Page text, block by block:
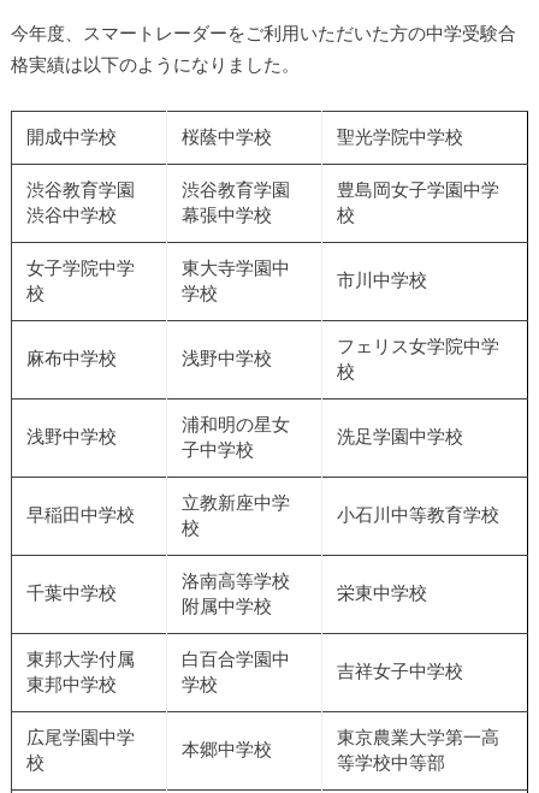
今年度、スマートレーダーをご利用いただいた方の中学受験合
格実績は以下のようになりました。
開成中学校 桜蔭中学校 聖光学院中学校
渋谷教育学園
渋谷中学校
渋谷教育学園
幕張中学校
豊島岡女子学園中学
校
女子学院中学
校
東大寺学園中
学校
市川中学校
麻布中学校 浅野中学校
フェリス女学院中学
校
浅野中学校
浦和明の星女
子中学校
洗足学園中学校
早稲田中学校
立教新座中学
校
小石川中等教育学校
千葉中学校
洛南高等学校
附属中学校
栄東中学校
東邦大学付属
東邦中学校
白百合学園中
学校
吉祥女子中学校
広尾学園中学
校
本郷中学校
東京農業大学第一高
等学校中等部